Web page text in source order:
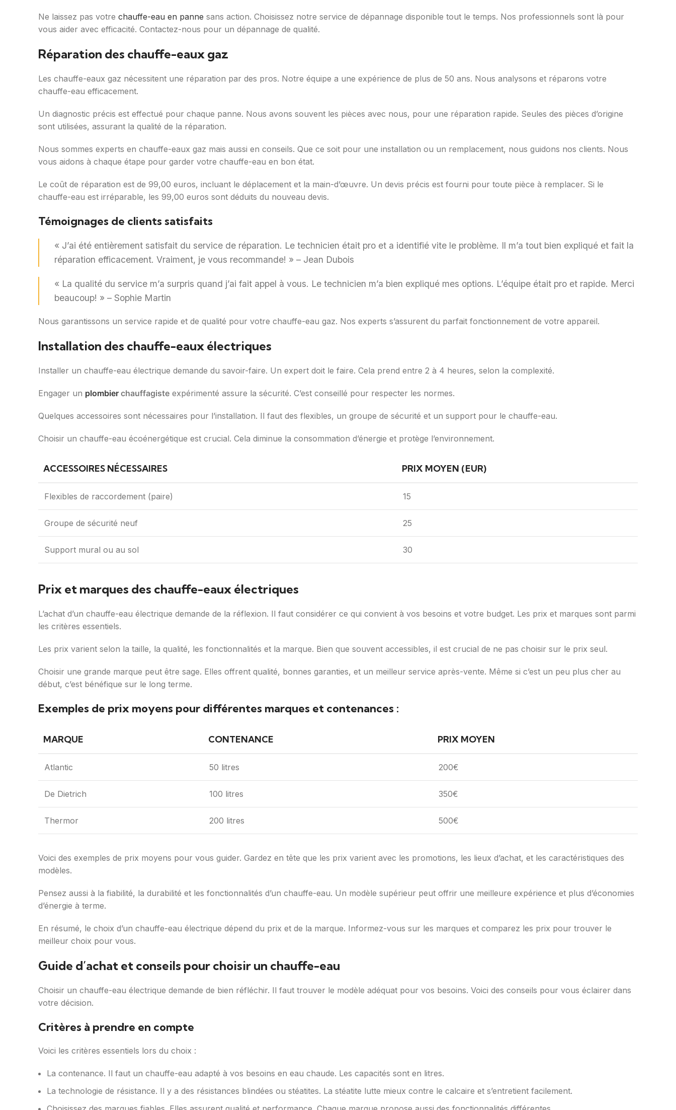
Ne laissez pas votre chauffe-eau en panne sans action. Choisissez notre service de dépannage disponible tout le temps. Nos professionnels sont là pour
vous aider avec efficacité. Contactez-nous pour un dépannage de qualité.
Réparation des chauffe-eaux gaz
Les chauffe-eaux gaz nécessitent une réparation par des pros. Notre équipe a une expérience de plus de 50 ans. Nous analysons et réparons votre
chauffe-eau efficacement.
Un diagnostic précis est effectué pour chaque panne. Nous avons souvent les pièces avec nous, pour une réparation rapide. Seules des pièces d’origine
sont utilisées, assurant la qualité de la réparation.
Nous sommes experts en chauffe-eaux gaz mais aussi en conseils. Que ce soit pour une installation ou un remplacement, nous guidons nos clients. Nous
vous aidons à chaque étape pour garder votre chauffe-eau en bon état.
Le coût de réparation est de 99,00 euros, incluant le déplacement et la main-d’œuvre. Un devis précis est fourni pour toute pièce à remplacer. Si le
chauffe-eau est irréparable, les 99,00 euros sont déduits du nouveau devis.
Témoignages de clients satisfaits
« J’ai été entièrement satisfait du service de réparation. Le technicien était pro et a identifié vite le problème. Il m’a tout bien expliqué et fait la
réparation efficacement. Vraiment, je vous recommande! » – Jean Dubois
« La qualité du service m’a surpris quand j’ai fait appel à vous. Le technicien m’a bien expliqué mes options. L’équipe était pro et rapide. Merci
beaucoup! » – Sophie Martin
Nous garantissons un service rapide et de qualité pour votre chauffe-eau gaz. Nos experts s’assurent du parfait fonctionnement de votre appareil.
Installation des chauffe-eaux électriques
Installer un chauffe-eau électrique demande du savoir-faire. Un expert doit le faire. Cela prend entre 2 à 4 heures, selon la complexité.
Engager un plombier chauffagiste expérimenté assure la sécurité. C’est conseillé pour respecter les normes.
Quelques accessoires sont nécessaires pour l’installation. Il faut des flexibles, un groupe de sécurité et un support pour le chauffe-eau.
Choisir un chauffe-eau écoénergétique est crucial. Cela diminue la consommation d’énergie et protège l’environnement.
ACCESSOIRES NÉCESSAIRES PRIX MOYEN (EUR)
Flexibles de raccordement (paire) 15
Groupe de sécurité neuf 25
Support mural ou au sol 30
Prix et marques des chauffe-eaux électriques
L’achat d’un chauffe-eau électrique demande de la réflexion. Il faut considérer ce qui convient à vos besoins et votre budget. Les prix et marques sont parmi
les critères essentiels.
Les prix varient selon la taille, la qualité, les fonctionnalités et la marque. Bien que souvent accessibles, il est crucial de ne pas choisir sur le prix seul.
Choisir une grande marque peut être sage. Elles offrent qualité, bonnes garanties, et un meilleur service après-vente. Même si c’est un peu plus cher au
début, c’est bénéfique sur le long terme.
Exemples de prix moyens pour différentes marques et contenances :
MARQUE CONTENANCE PRIX MOYEN
Atlantic 50 litres 200€
De Dietrich 100 litres 350€
Thermor 200 litres 500€
Voici des exemples de prix moyens pour vous guider. Gardez en tête que les prix varient avec les promotions, les lieux d’achat, et les caractéristiques des
modèles.
Pensez aussi à la fiabilité, la durabilité et les fonctionnalités d’un chauffe-eau. Un modèle supérieur peut offrir une meilleure expérience et plus d’économies
d’énergie à terme.
En résumé, le choix d’un chauffe-eau électrique dépend du prix et de la marque. Informez-vous sur les marques et comparez les prix pour trouver le
meilleur choix pour vous.
Guide d’achat et conseils pour choisir un chauffe-eau
Choisir un chauffe-eau électrique demande de bien réfléchir. Il faut trouver le modèle adéquat pour vos besoins. Voici des conseils pour vous éclairer dans
votre décision.
Critères à prendre en compte
Voici les critères essentiels lors du choix :
La contenance. Il faut un chauffe-eau adapté à vos besoins en eau chaude. Les capacités sont en litres.
La technologie de résistance. Il y a des résistances blindées ou stéatites. La stéatite lutte mieux contre le calcaire et s’entretient facilement.